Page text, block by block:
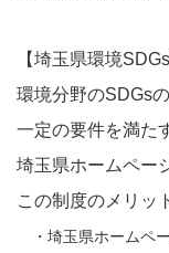
【埼玉県環境
環境分野のSDGs
一定の要件を満た
埼玉県ホームペー
この制度のメリッ
・埼玉県ホームペ